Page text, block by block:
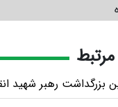
بزرگداشت رهبر شهید